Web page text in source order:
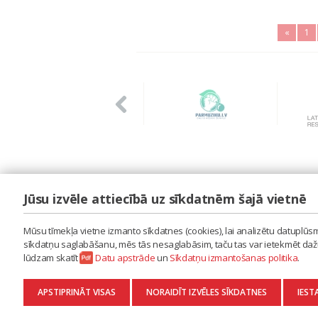
« 1
LAIPA
ES RADU MŪZIKU
AKTUALITĀTES
KONTAKTI
SĪKDATŅU IZMANTOŠANAS POLITIKA
DATU APSTRĀDE
Jūsu izvēle attiecībā uz sīkdatnēm šajā vietnē
Mūsu tīmekļa vietne izmanto sīkdatnes (cookies), lai analizētu
sīkdatņu saglabāšanu, mēs tās nesaglabāsim, taču tas var ietekmēt
lūdzam skatīt
Datu apstrādeun Sīkdatņu izmantošanas politika.
APSTIPRINĀT VISAS NORAIDĪT IZVĒLES SĪKDATNES